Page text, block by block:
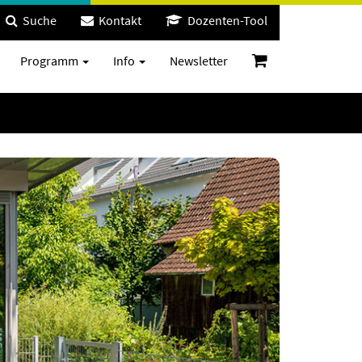
Suche Kontakt Dozenten-Tool
Programm Info Newsletter